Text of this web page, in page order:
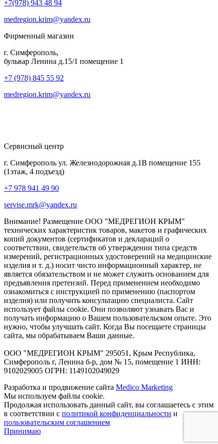
+7(978) 943 48 94
medregion.krim@yandex.ru
Фирменный магазин
г. Симферополь,
бульвар Ленина д.15/1 помещение 1
+7 (978) 845 55 92
medregion.krim@yandex.ru
Сервисный центр
г. Симферополь ул. Железнодорожная д.1В помещение 155
(1этаж, 4 подъезд)
+7 978 941 49 90
servise.mrk@yandex.ru
Внимание! Размещение ООО "МЕДРЕГИОН КРЫМ"
технических характеристик товаров, макетов и графических
копий документов (сертификатов и деклараций о
соответствии, свидетельств об утверждении типа средств
измерений, регистрационных удостоверений на медицинские
изделия и т. д.) носит чисто информационный характер, не
является обязательством и не может служить основанием для
предъявления претензий. Перед применением необходимо
ознакомиться с инструкцией по применению (паспортом
изделия) или получить консультацию специалиста. Сайт
использует файлы cookie. Они позволяют узнавать Вас и
получать информацию о Вашем пользовательском опыте. Это
нужно, чтобы улучшать сайт. Когда Вы посещаете страницы
сайта, мы обрабатываем Ваши данные.
ООО "МЕДРЕГИОН КРЫМ" 295051, Крым Республика,
Симферополь г, Ленина б-р, дом № 15, помещение 1 ИНН:
9102029005 ОГРН: 1149102049029
Разработка и продвижение сайта Medico Marketing
Мы используем файлы cookie.
Продолжая использовать данный сайт, вы соглашаетесь с этим
в соответствии с политикой конфиденциальности и
пользовательским соглашением
Принимаю